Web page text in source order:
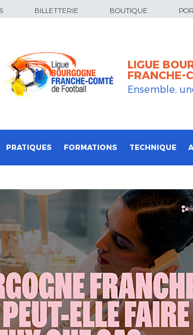
BILLETTERIE BOUTIQUE
LIGUE
FRANCHE-
Ensemble,
PRATIQUES FORMATIONS TECHNIQUE